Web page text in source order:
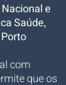
e
Saúde,
com
que os